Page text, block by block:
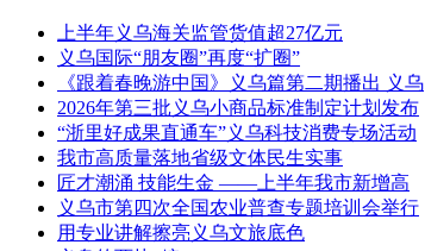
上半年义乌海关监管货值超27亿元
义乌国际“朋友圈”再度“扩圈”
《跟着春晚游中国》义乌篇第二期播出 义乌
2026年第三批义乌小商品标准制定计划发布
“浙里好成果直通车”义乌科技消费专场活动
我市高质量落地省级文体民生实事
匠才潮涌 技能生金 ——上半年我市新增高
义乌市第四次全国农业普查专题培训会举行
用专业讲解擦亮义乌文旅底色